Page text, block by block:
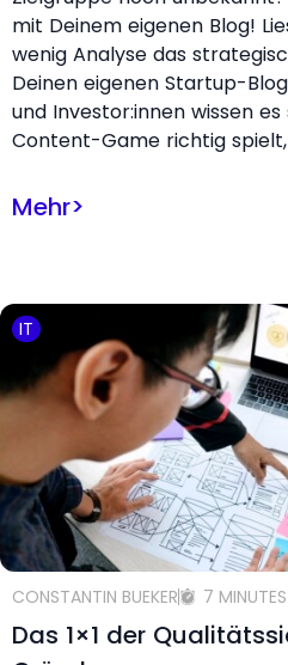
mit Deinem eigenen Blog!
wenig Analyse das
Deinen eigenen Startup-
und Investor:innen wissen
Content-Game richtig
Mehr>
IT
CONSTANTIN BUEKER 7 MINUTES
Das 1×1 der